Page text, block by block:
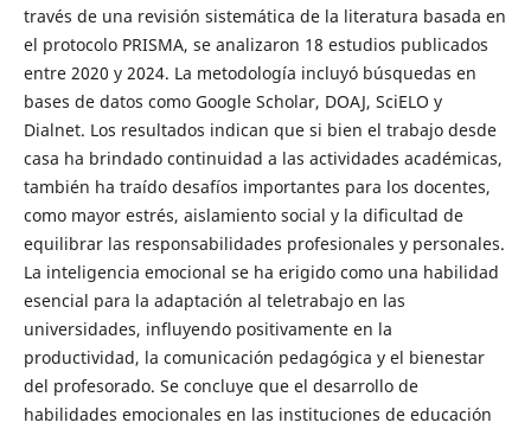
través de una revisión sistemática de la literatura basada en
el protocolo PRISMA, se analizaron 18 estudios publicados
entre 2020 y 2024. La metodología incluyó búsquedas en
bases de datos como Google Scholar, DOAJ, SciELO y
Dialnet. Los resultados indican que si bien el trabajo desde
casa ha brindado continuidad a las actividades académicas,
también ha traído desafíos importantes para los docentes,
como mayor estrés, aislamiento social y la dificultad de
equilibrar las responsabilidades profesionales y personales.
La inteligencia emocional se ha erigido como una habilidad
esencial para la adaptación al teletrabajo en las
universidades, influyendo positivamente en la
productividad, la comunicación pedagógica y el bienestar
del profesorado. Se concluye que el desarrollo de
habilidades emocionales en las instituciones de educación